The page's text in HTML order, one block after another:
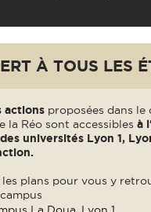
À TOUS LES
actions proposées dans le
la Réo sont accessibles à
universités Lyon 1,
plans pour vous y
La Doua, Lyon 1